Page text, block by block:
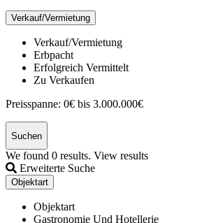
Verkauf/Vermietung
Verkauf/Vermietung
Erbpacht
Erfolgreich Vermittelt
Zu Verkaufen
Preisspanne: 0€ bis 3.000.000€
Suchen
We found 0 results. View results
Erweiterte Suche
Objektart
Objektart
Gastronomie Und Hotellerie